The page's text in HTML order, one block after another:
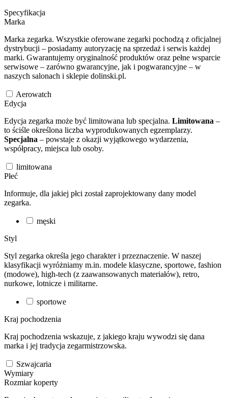
Specyfikacja
Marka
Marka zegarka. Wszystkie oferowane zegarki pochodzą z oficjalnej
dystrybucji – posiadamy autoryzację na sprzedaż i serwis każdej
marki. Gwarantujemy oryginalność produktów oraz pełne wsparcie
serwisowe – zarówno gwarancyjne, jak i pogwarancyjne – w
naszych salonach i sklepie dolinski.pl.
Aerowatch
Edycja
Edycja zegarka może być limitowana lub specjalna. Limitowana –
to ściśle określona liczba wyprodukowanych egzemplarzy.
Specjalna – powstaje z okazji wyjątkowego wydarzenia,
współpracy, miejsca lub osoby.
limitowana
Płeć
Informuje, dla jakiej płci został zaprojektowany dany model
zegarka.
męski
Styl
Styl zegarka określa jego charakter i przeznaczenie. W naszej
klasyfikacji wyróżniamy m.in. modele klasyczne, sportowe, fashion
(modowe), high-tech (z zaawansowanych materiałów), retro,
nurkowe, lotnicze i militarne.
sportowe
Kraj pochodzenia
Kraj pochodzenia wskazuje, z jakiego kraju wywodzi się dana
marka i jej tradycja zegarmistrzowska.
Szwajcaria
Wymiary
Rozmiar koperty